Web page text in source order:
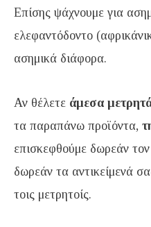
Επίσης ψάχνουμε για
ελεφαντόδοντο
ασημικά διάφορα.
Αν θέλετε άμεσα
τα παραπάνω προϊόντα,
επισκεφθούμε δωρεάν
δωρεάν τα αντικείμενά
τοις μετρητοίς.